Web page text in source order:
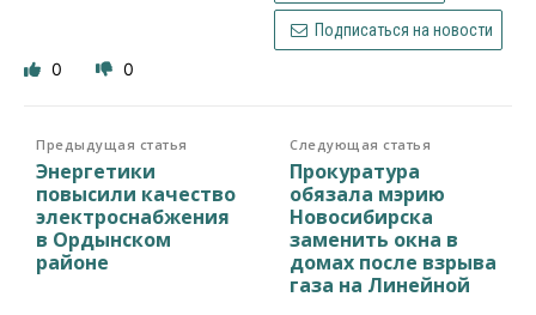
Подписаться на новости
0 0
Предыдущая статья
Энергетики
повысили качество
электроснабжения
в Ордынском
районе
Следующая статья
Прокуратура
обязала мэрию
Новосибирска
заменить окна в
домах после взрыва
газа на Линейной